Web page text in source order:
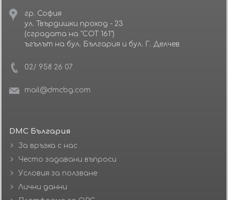
гр. София
ул. Твърдишки проход - 23
(сградата на "СОТ 161")
ъгълът на бул. България и бул. Г. Делчев
02/ 958 26 07
mail@dmcbg.com
DMC България
За връзка с нас
Често задавани въпроси
Условия за ползване
Лични данни